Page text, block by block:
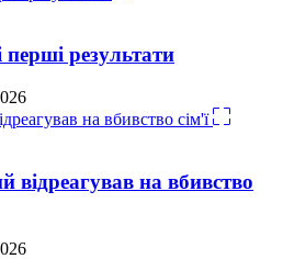
результати
відреагував на вбивство